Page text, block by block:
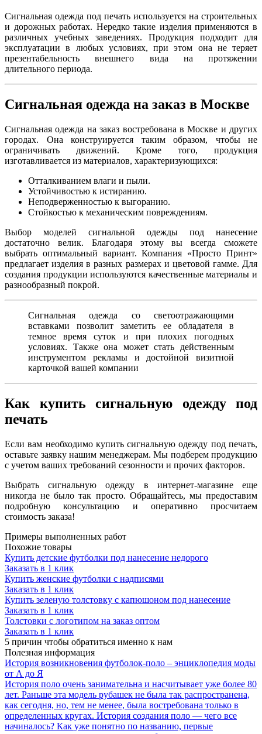
Сигнальная одежда под печать используется на строительных
и дорожных работах. Нередко такие изделия применяются в
различных учебных заведениях. Продукция подходит для
эксплуатации в любых условиях, при этом она не теряет
презентабельность внешнего вида на протяжении
длительного периода.
Сигнальная одежда на заказ в Москве
Сигнальная одежда на заказ востребована в Москве и других
городах. Она конструируется таким образом, чтобы не
ограничивать движений. Кроме того, продукция
изготавливается из материалов, характеризующихся:
Отталкиванием влаги и пыли.
Устойчивостью к истиранию.
Неподверженностью к выгоранию.
Стойкостью к механическим повреждениям.
Выбор моделей сигнальной одежды под нанесение
достаточно велик. Благодаря этому вы всегда сможете
выбрать оптимальный вариант. Компания «Просто Принт»
предлагает изделия в разных размерах и цветовой гамме. Для
создания продукции используются качественные материалы и
разнообразный покрой.
Сигнальная одежда со светоотражающими
вставками позволит заметить ее обладателя в
темное время суток и при плохих погодных
условиях. Также она может стать действенным
инструментом рекламы и достойной визитной
карточкой вашей компании
Как купить сигнальную одежду под
печать
Если вам необходимо купить сигнальную одежду под печать,
оставьте заявку нашим менеджерам. Мы подберем продукцию
с учетом ваших требований сезонности и прочих факторов.
Выбрать сигнальную одежду в интернет-магазине еще
никогда не было так просто. Обращайтесь, мы предоставим
подробную консультацию и оперативно просчитаем
стоимость заказа!
Примеры выполненных работ
Похожие товары
Купить детские футболки под нанесение недорого
Заказать в 1 клик
Купить женские футболки с надписями
Заказать в 1 клик
Купить зеленую толстовку с капюшоном под нанесение
Заказать в 1 клик
Толстовки с логотипом на заказ оптом
Заказать в 1 клик
5 причин чтобы обратиться именно к нам
Полезная информация
История возникновения футболок-поло – энциклопедия моды
от А до Я
История поло очень занимательна и насчитывает уже более 80
лет. Раньше эта модель рубашек не была так распространена,
как сегодня, но, тем не менее, была востребована только в
определенных кругах. История создания поло — чего все
начиналось? Как уже понятно по названию, первые